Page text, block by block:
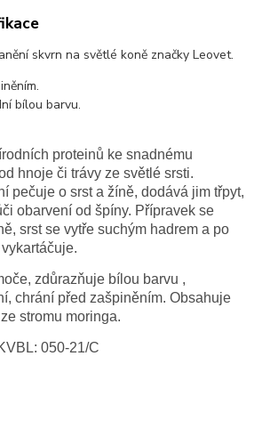
skvrn na světlé koně značky Leovet.
bílou barvu.
proteinů ke snadnému
hnoje či trávy ze světlé srsti.
pečuje o srst a žíně, dodává jim třpyt,
obarvení od špíny. Přípravek se
srst se vytře suchým hadrem a po
zdůrazňuje bílou barvu ,
chrání před zašpiněním. Obsahuje
stromu moringa.
050-21/C